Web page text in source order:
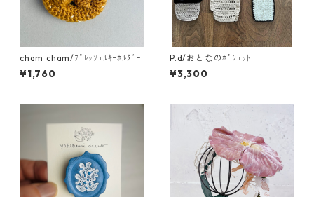
cham cham/ﾌﾟﾚｯﾂｪﾙｷｰﾎﾙﾀﾞｰ
¥1,760
P.d/おとなのﾎﾟｼｪｯﾄ
¥3,300